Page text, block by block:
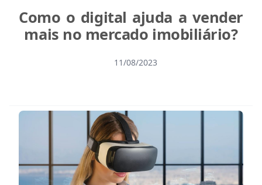
Como o digital ajuda a vender
mais no mercado imobiliário?
11/08/2023